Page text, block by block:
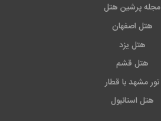
مجله پرشین هتل
هتل اصفهان
هتل یزد
هتل قشم
تور مشهد با قطار
هتل استانبول